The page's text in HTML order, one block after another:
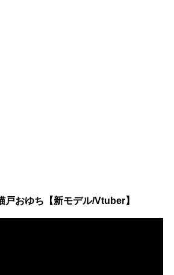
戸おゆち【新モデル/Vtuber】